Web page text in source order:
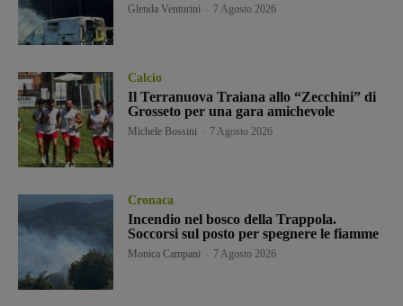
Glenda Venturini 7 Agosto 2026
Calcio
Il Terranuova Traiana allo “Zecchini” di
Grosseto per una gara amichevole
Michele Bossini 7 Agosto 2026
Cronaca
Incendio nel bosco della Trappola.
Soccorsi sul posto per spegnere le fiamme
Monica Campani 7 Agosto 2026